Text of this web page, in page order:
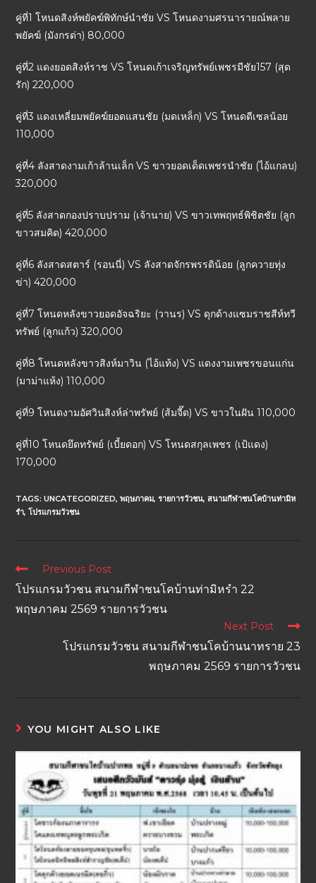
คู่ที่1 โหนดสิงห์พยัคฆ์พิทักษ์นำชัย VS โหนดงามศรนารายณ์พลาย
พยัคฆ์ (มังกรด่า) 80,000
คู่ที่2 แดงยอดสิงห์ราช VS โหนดเก้าเจริญทรัพย์เพชรมีชัย157 (สุด
รัก) 220,000
คู่ที่3 แดงเหลี่ยมพยัคฆ์ยอดแสนชัย (มดเหล็ก) VS โหนดดีเซลน้อย
110,000
คู่ที่4 ลังสาดงามเก้าล้านเล็ก VS ขาวยอดเด็ดเพชรนำชัย (ไอ้แกลบ)
320,000
คู่ที่5 ลังสาดกองปราบปราม (เจ้านาย) VS ขาวเทพฤทธ์พิชิตชัย (ลูก
ขาวสมคิด) 420,000
คู่ที่6 ลังสาดสตาร์ (รอนนี่) VS ลังสาดจักรพรรดิน้อย (ลูกควายทุ่ง
ข่า) 420,000
คู่ที่7 โหนดหลังขาวยอดอัจฉริยะ (วานร) VS ดุกด้างแซมราชสีห์ทวี
ทรัพย์ (ลูกแก้ว) 320,000
คู่ที่8 โหนดหลังขาวสิงห์มาวิน (ไอ้แท้ง) VS แดงงามเพชรขอนแก่น
(มาม่าแห้ง) 110,000
คู่ที่9 โหนดงามอัศวินสิงห์ล่าพรัพย์ (ส้มจี๊ด) VS ขาวในฝัน 110,000
คู่ที่10 โหนดยึดทรัพย์ (เบี้ยดอก) VS โหนดสกุลเพชร (เป้แดง)
170,000
TAGS:UNCATEGORIZED, พฤษภาคม, รายการวัวชน, สนามกีฬาชนโคบ้านท่ามิห
รำ, โปรแกรมวัวชน
Previous Post
โปรแกรมวัวชน สนามกีฬาชนโคบ้านท่ามิหรำ 22
พฤษภาคม 2569 รายการวัวชน
Next Post
โปรแกรมวัวชน สนามกีฬาชนโคบ้านนาทราย 23
พฤษภาคม 2569 รายการวัวชน
YOU MIGHT ALSO LIKE